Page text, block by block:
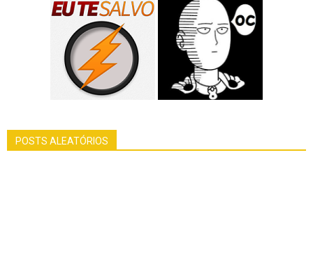
POSTS ALEATÓRIOS